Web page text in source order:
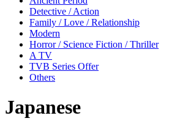
Detective / Action
Family / Love / Relationship
Modern
Horror / Science Fiction / Thriller
A TV
TVB Series Offer
Others
Japanese